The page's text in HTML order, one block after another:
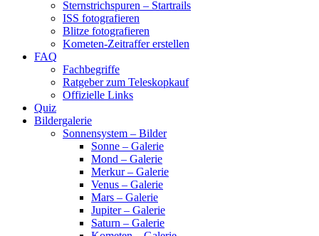
Sternstrichspuren – Startrails
ISS fotografieren
Blitze fotografieren
Kometen-Zeitraffer erstellen
FAQ
Fachbegriffe
Ratgeber zum Teleskopkauf
Offizielle Links
Quiz
Bildergalerie
Sonnensystem – Bilder
Sonne – Galerie
Mond – Galerie
Merkur – Galerie
Venus – Galerie
Mars – Galerie
Jupiter – Galerie
Saturn – Galerie